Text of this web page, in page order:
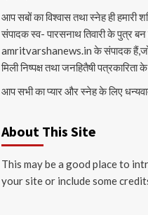
आप सबों का विश्वास तथा स्नेह ही हमारी
संपादक स्व- पारसनाथ तिवारी के पुत्र बन
amritvarshanews.in के संपादक हैं,जो
मिली निष्पक्ष तथा जनहितैषी पत्रकारिता
आप सभी का प्यार और स्नेह के लिए
About This Site
This may be a good place to
your site or include some